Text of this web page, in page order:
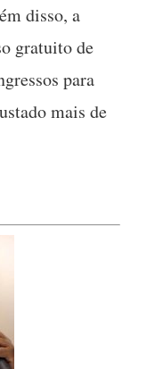
disso, a
gratuito de
para
mais de